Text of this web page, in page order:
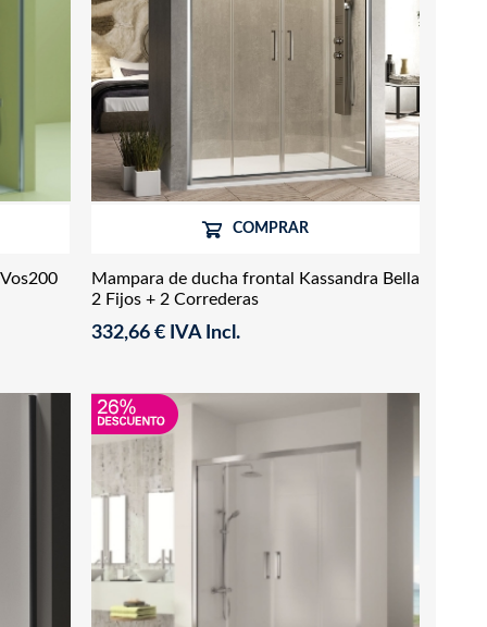
Mampara de ducha frontal Kassandra Bella
2 Fijos + 2 Correderas
332,66 € IVA Incl.
COMPRAR